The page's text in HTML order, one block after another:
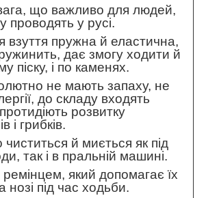
що важливо для людей,
проводять у русі.
взуття пружна й еластична,
дає змогу ходити й
піску, і по каменях.
не мають запаху, не
до складу входять
розвитку
і грибків.
чиститься й миється як під
так і в пральній машині.
ремінцем, який допомагає їх
нозі під час ходьби.